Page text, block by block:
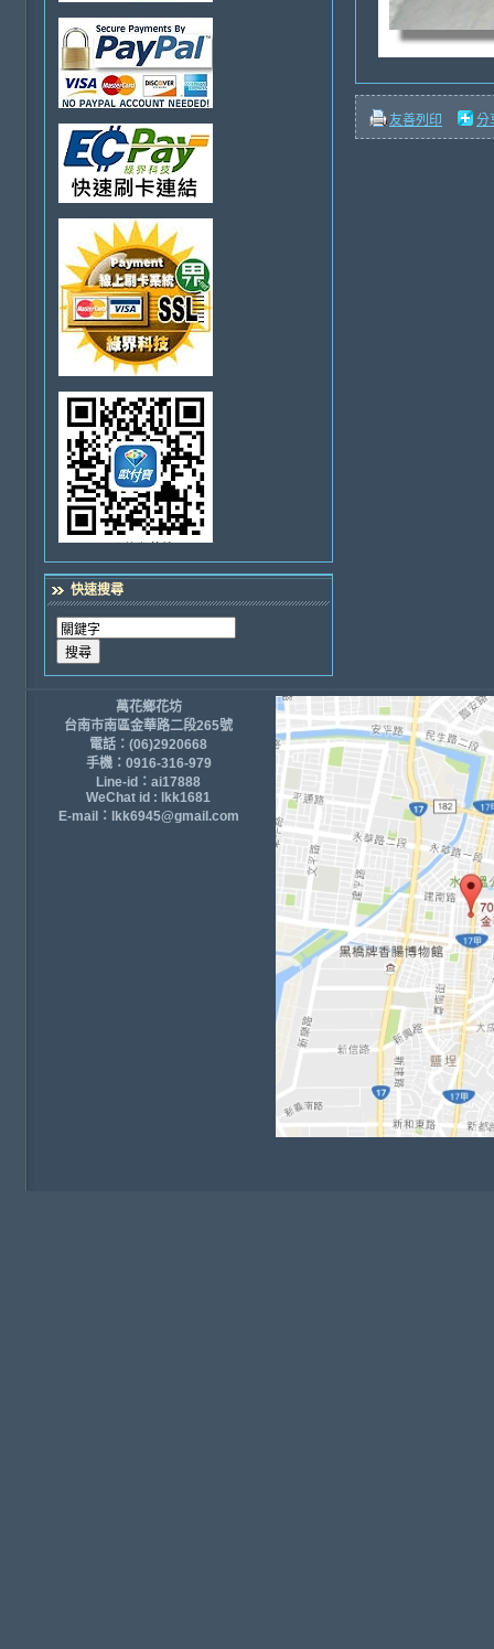
快速搜尋
友善列印 分
萬花鄉花坊
台南市南區金華路二段265號
電話：(06)2920668
手機：0916-316-979
Line-id：ai17888
WeChat id : lkk1681
E-mail：lkk6945@gmail.com